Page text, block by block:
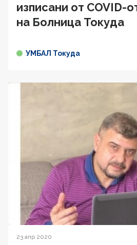
изписани от COVID-
на Болница Токуда
УМБАЛ Токуда
23 апр 2020